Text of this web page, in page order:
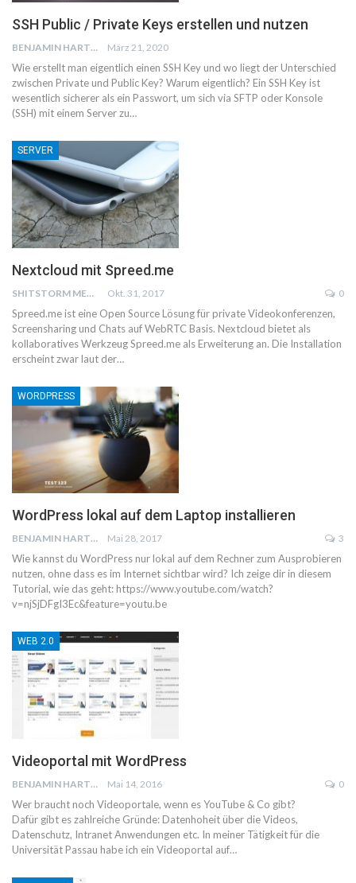
SSH Public / Private Keys erstellen und nutzen
BENJAMIN HARTWICH März 21, 2020
Wie erstellt man eigentlich einen SSH Key und wo liegt der Unterschied
zwischen Private und Public Key? Warum eigentlich? Ein SSH Key ist
wesentlich sicherer als ein Passwort, um sich via SFTP oder Konsole
(SSH) mit einem Server zu…
SERVER
Nextcloud mit Spreed.me
SHITSTORM MEDIA Okt. 31, 2017 0
Spreed.me ist eine Open Source Lösung für private Videokonferenzen,
Screensharing und Chats auf WebRTC Basis. Nextcloud bietet als
kollaboratives Werkzeug Spreed.me als Erweiterung an. Die Installation
erscheint zwar laut der…
WORDPRESS
WordPress lokal auf dem Laptop installieren
BENJAMIN HARTWICH Mai 28, 2017 3
Wie kannst du WordPress nur lokal auf dem Rechner zum Ausprobieren
nutzen, ohne dass es im Internet sichtbar wird? Ich zeige dir in diesem
Tutorial, wie das geht: https://www.youtube.com/watch?
v=njSjDFgI3Ec&feature=youtu.be
WEB 2.0
Videoportal mit WordPress
BENJAMIN HARTWICH Mai 14, 2016 0
Wer braucht noch Videoportale, wenn es YouTube & Co gibt?
Dafür gibt es zahlreiche Gründe: Datenhoheit über die Videos,
Datenschutz, Intranet Anwendungen etc. In meiner Tätigkeit für die
Universität Passau habe ich ein Videoportal auf…